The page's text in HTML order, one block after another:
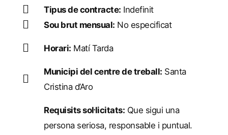
Tipus de contracte: Indefinit
Sou brut mensual: No especificat
Horari: Matí Tarda
Municipi del centre de treball: Santa
Cristina d’Aro
Requisits sol·licitats: Que sigui una
persona seriosa, responsable i puntual.